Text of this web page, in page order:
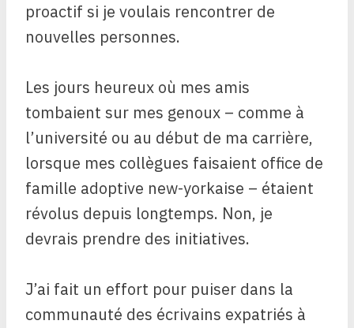
proactif si je voulais rencontrer de
nouvelles personnes.
Les jours heureux où mes amis
tombaient sur mes genoux – comme à
l’université ou au début de ma carrière,
lorsque mes collègues faisaient office de
famille adoptive new-yorkaise – étaient
révolus depuis longtemps. Non, je
devrais prendre des initiatives.
J’ai fait un effort pour puiser dans la
communauté des écrivains expatriés à